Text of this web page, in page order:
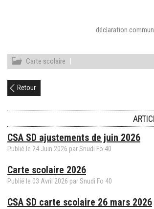
déclaration
Carte scolaire |
Retour
CSA SD ajustements de juin 2026
Publié le 24 Juin 2026 par Snudi Fo 40
Carte scolaire 2026
Publié le 03 Avril 2026 par Snudi Fo 40
CSA SD carte scolaire 26 mars 2026